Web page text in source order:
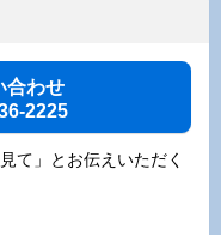
合わせ
2225
て」とお伝えいただく